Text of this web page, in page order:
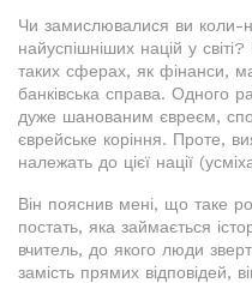
Чи замислювалися ви коли-
найуспішніших націй у
таких сферах, як фінанси,
банківська справа. Одного
дуже шанованим євреєм,
єврейське коріння. Проте,
належать до цієї нації
Він пояснив мені, що таке
постать, яка займається
вчитель, до якого люди
замість прямих відповідей,